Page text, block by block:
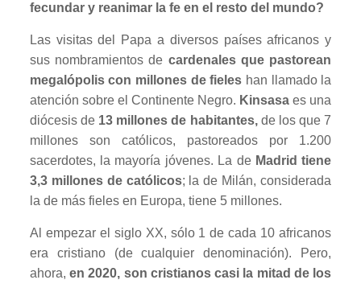
fecundar y reanimar la fe en el resto del mundo?
Las visitas del Papa a diversos países africanos y
sus nombramientos de cardenales que pastorean
megalópolis con millones de fieles han llamado la
atención sobre el Continente Negro. Kinsasa es una
diócesis de13 millones de habitantes,de los que 7
millones son católicos, pastoreados por 1.200
sacerdotes, la mayoría jóvenes. La de Madrid tiene
3,3 millones de católicos; la de Milán, considerada
la de más fieles en Europa, tiene 5 millones.
Al empezar el siglo XX, sólo 1 de cada 10 africanos
era cristiano (de cualquier denominación). Pero,
ahora,en2020, son cristianos casi la mitad de los